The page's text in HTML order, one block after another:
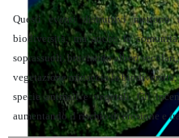
Questi eventi distruttivi
biodiversità, ma anche le
soprassuoli, bruciando alberi
vegetazione minaccia la
specie animali e vegetali. Gli
aumentando il rischio di erosione e